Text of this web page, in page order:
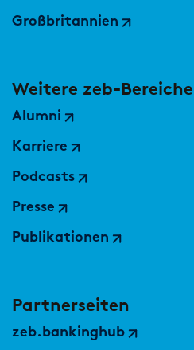
Großbritannien
Weitere zeb-Bereiche
Alumni
Karriere
Podcasts
Presse
Publikationen
Partnerseiten
zeb.bankinghub